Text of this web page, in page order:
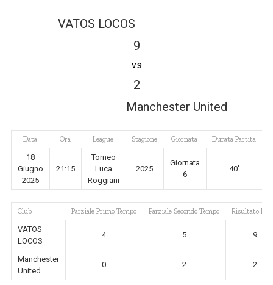
VATOS LOCOS
9
vs
2
Manchester United
Data Ora League Stagione Giornata Durata Partita
18
Giugno
2025
21:15
Torneo
Luca
Roggiani
2025
Giornata
6
40'
Club Parziale Primo Tempo Parziale Secondo Tempo Risultato
VATOS
LOCOS
4 5 9
Manchester
United
0 2 2